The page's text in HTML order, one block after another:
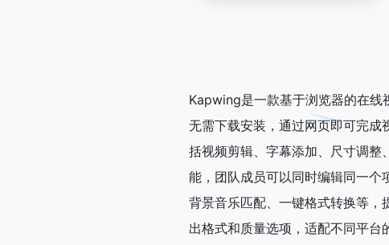
Kapwing是一款基于浏览器的在线
无需下载安装，通过网页即可完成
括视频剪辑、字幕添加、尺寸调整
能，团队成员可以同时编辑同一个
背景音乐匹配、一键格式转换等，
出格式和质量选项，适配不同平台